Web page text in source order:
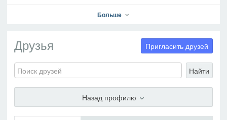
простите..
На профиль
В друзья Фото Видео Написать сообщение
Больше
Друзья
Найти
Пригласить друзей
Назад профилю